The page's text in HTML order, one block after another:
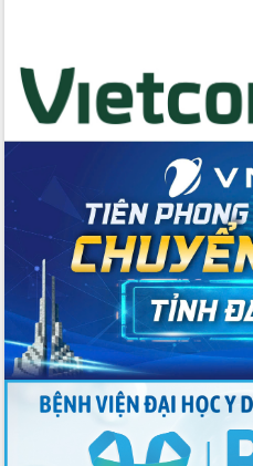
tại Đập Đồng Cam đầu Xuân Bính Ngọ
Ngành nông nghiệp phấn đấu tăng
trưởng đạt 5,86% trong năm 2026
UBND tỉnh Đắk Lắk triển khai công tác
quốc phòng, quân sự địa phương năm
Đắk Lắk tập trung toàn lực khắc phục
tồn tại IUU, sẵn sàng làm việc với
Đoàn thanh tra EC
Chủ tịch UBND tỉnh Tạ Anh Tuấn thăm,
chúc mừng các bệnh viện nhân Ngày
Thầy thuốc Việt Nam
Rộn ràng lễ hội truyền thống Sông
nước Đà Nông lần thứ I năm 2026
Kỳ họp Chuyên đề lần thứ Năm, HĐND
tỉnh Đắk Lắk thông qua các nghị quyết